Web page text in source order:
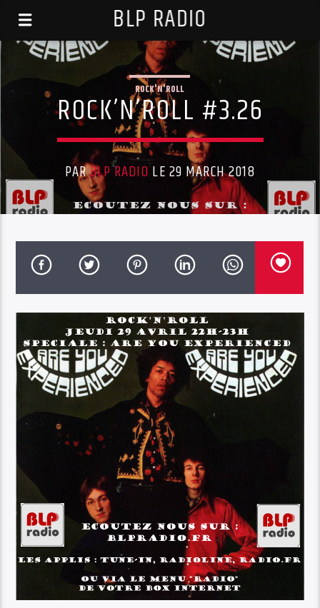
BLP RADIO
ROCK'N'ROLL
ROCK’N’ROLL #3.26
PARBLP RADIOLE 29 MARCH 2018